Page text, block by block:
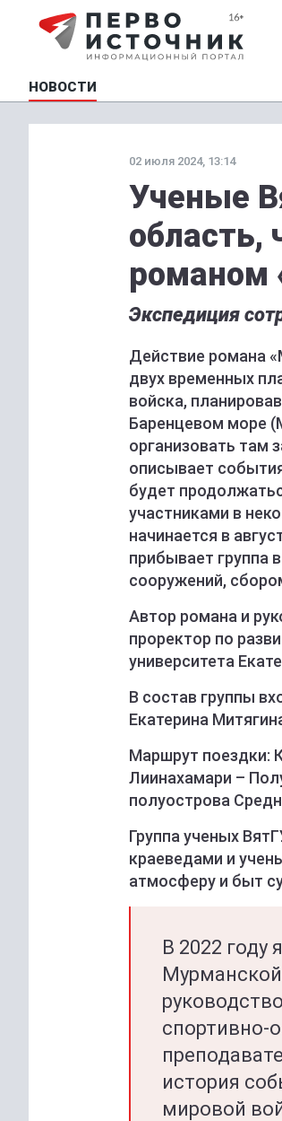
НОВОСТИ
02 июля 2024, 13:14
Ученые
область,
романом
Экспедиция
Действие романа
двух временных
войска,
Баренцевом море
организовать там
описывает
будет
участниками в
начинается в
прибывает группа
сооружений,
Автор романа и
проректор по
университета
В состав группы
Екатерина
Маршрут поездки:
Лиинахамари –
полуострова
Группа ученых
краеведами и
атмосферу и быт
В 2022 году
Мурманской
спортивно-
история
мировой